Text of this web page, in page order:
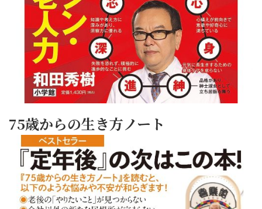
75歳からの生き方ノート